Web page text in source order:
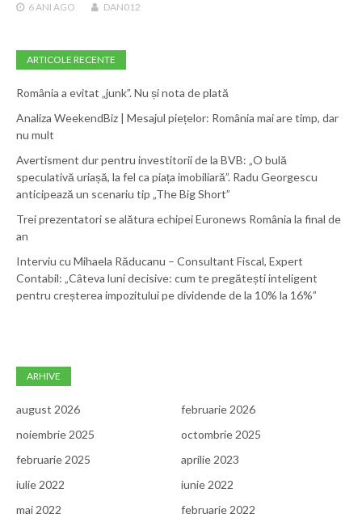
6 ANI AGO DAN012
ARTICOLE RECENTE
România a evitat „junk”. Nu și nota de plată
Analiza WeekendBiz | Mesajul piețelor: România mai are timp, dar
nu mult
Avertisment dur pentru investitorii de la BVB: „O bulă
speculativă uriașă, la fel ca piața imobiliară”. Radu Georgescu
anticipează un scenariu tip „The Big Short”
Trei prezentatori se alătura echipei Euronews România la final de
an
Interviu cu Mihaela Răducanu – Consultant Fiscal, Expert
Contabil: „Câteva luni decisive: cum te pregătești inteligent
pentru creșterea impozitului pe dividende de la 10% la 16%”
ARHIVE
august 2026
februarie 2026
noiembrie 2025
octombrie 2025
februarie 2025
aprilie 2023
iulie 2022
iunie 2022
mai 2022
februarie 2022